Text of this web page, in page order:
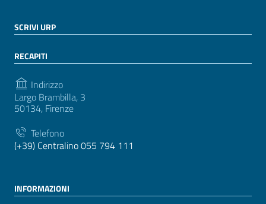
SCRIVI URP
RECAPITI
Indirizzo
Largo Brambilla, 3
50134, Firenze
Telefono
(+39) Centralino 055 794 111
INFORMAZIONI